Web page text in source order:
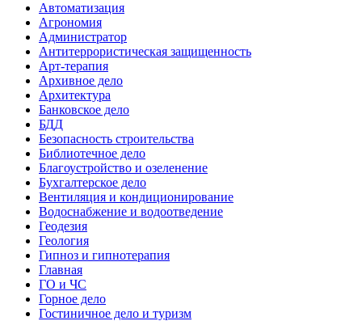
Автоматизация
Агрономия
Администратор
Антитеррористическая защищенность
Арт-терапия
Архивное дело
Архитектура
Банковское дело
БДД
Безопасность строительства
Библиотечное дело
Благоустройство и озеленение
Бухгалтерское дело
Вентиляция и кондиционирование
Водоснабжение и водоотведение
Геодезия
Геология
Гипноз и гипнотерапия
Главная
ГО и ЧС
Горное дело
Гостиничное дело и туризм